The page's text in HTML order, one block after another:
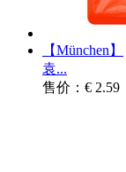
【München】
袁...
售价：€ 2.59